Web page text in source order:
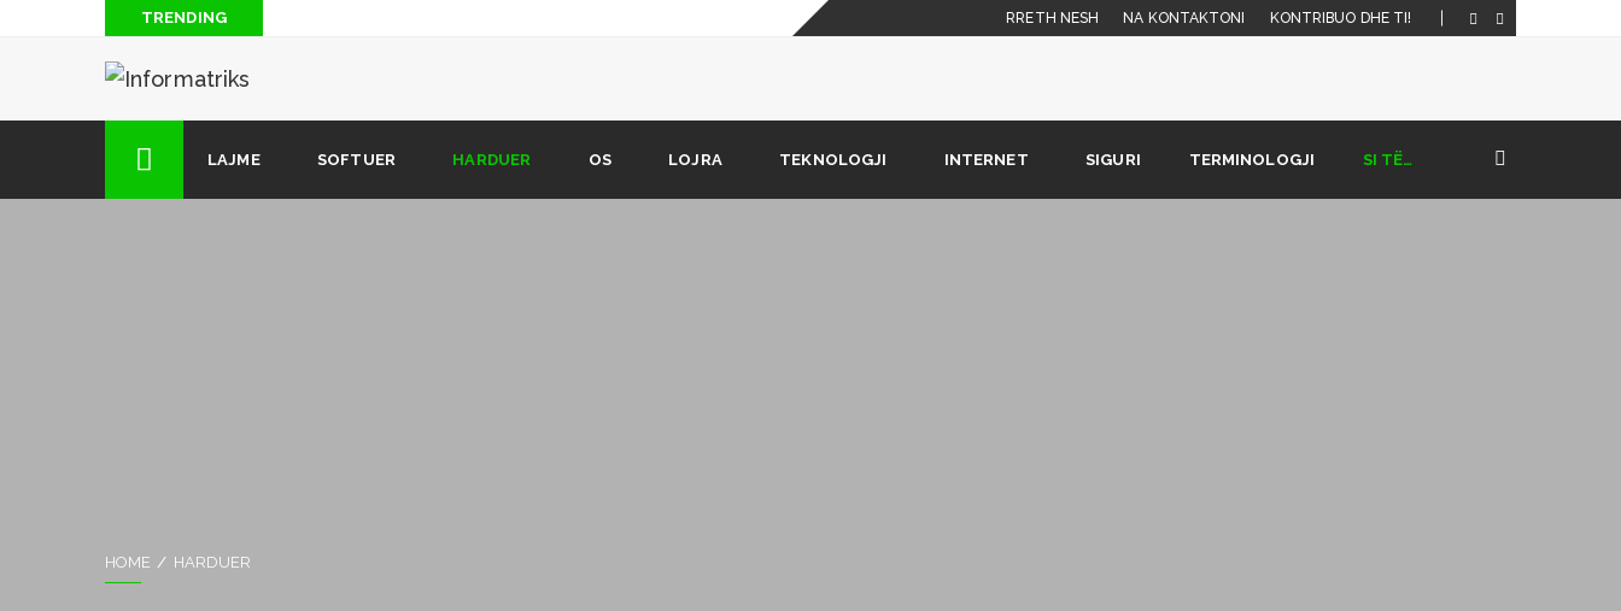
TRENDING
Një karikues gjenial i cili funksionon edhe me pajisjet iOS edhe ato Android në të
njëjtën kohë
Shpikja dhe Përdorimet e Tranzistorit
Si të shihni LIVE TV dhe DigitALB falas në kompjuterin tuaj
RRETH NESH NA KONTAKTONI KONTRIBUO DHE TI!
LAJME SOFTUER HARDUER OS LOJRA TEKNOLOGJI INTERNET SIGURI TERMINOLOGJI SI TË…
HOME HARDUER